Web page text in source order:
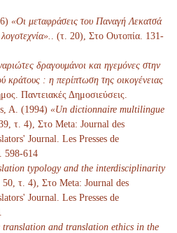
«Οι μεταφράσεις του Παναγή Λεκατσά
. (τ. 20), Στο Ουτοπία. 131-
δραγουμάνοι και ηγεμόνες στην
κράτους : η περίπτωση της οικογένειας
Παντειακές Δημοσιεύσεις.
A. (1994) «Un dictionnaire multilingue
τ. 4), Στο Meta: Journal des
Journal. Les Presses de
598-614
typology and the interdisciplinarity
50, τ. 4), Στο Meta: Journal des
Journal. Les Presses de
translation and translation ethics in the